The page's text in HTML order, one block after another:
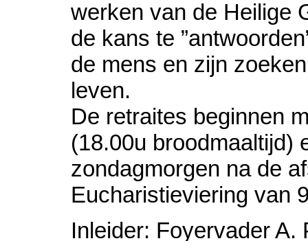
werken van de Heilige
de kans te
de mens en zijn
leven.
De retraites beginnen
(18.00u broodmaaltijd)
zondagmorgen na de
Eucharistieviering van
Inleider: Foyervader